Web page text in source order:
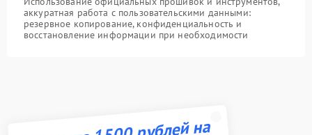
аккуратная работа с пользовательскими данными:
резервное копирование, конфиденциальность и
восстановление информации при необходимости